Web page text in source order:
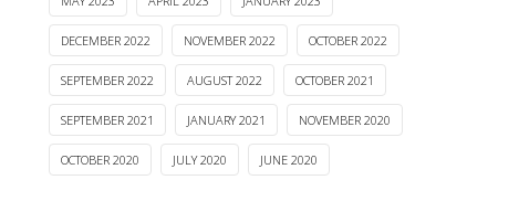
DECEMBER 2022 NOVEMBER 2022 OCTOBER 2022
SEPTEMBER 2022 AUGUST 2022 OCTOBER 2021
SEPTEMBER 2021 JANUARY 2021 NOVEMBER 2020
OCTOBER 2020 JULY 2020 JUNE 2020